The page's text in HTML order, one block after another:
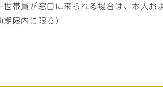
世帯員が窓口に来られる場合は、本人
限内に限る）